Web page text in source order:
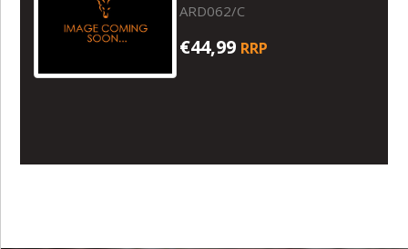
ARD062/C
€44,99 RRP